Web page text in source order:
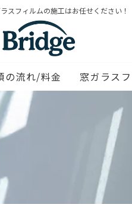
スフィルムの施工はお任せください！
の流れ/料金 窓ガラス